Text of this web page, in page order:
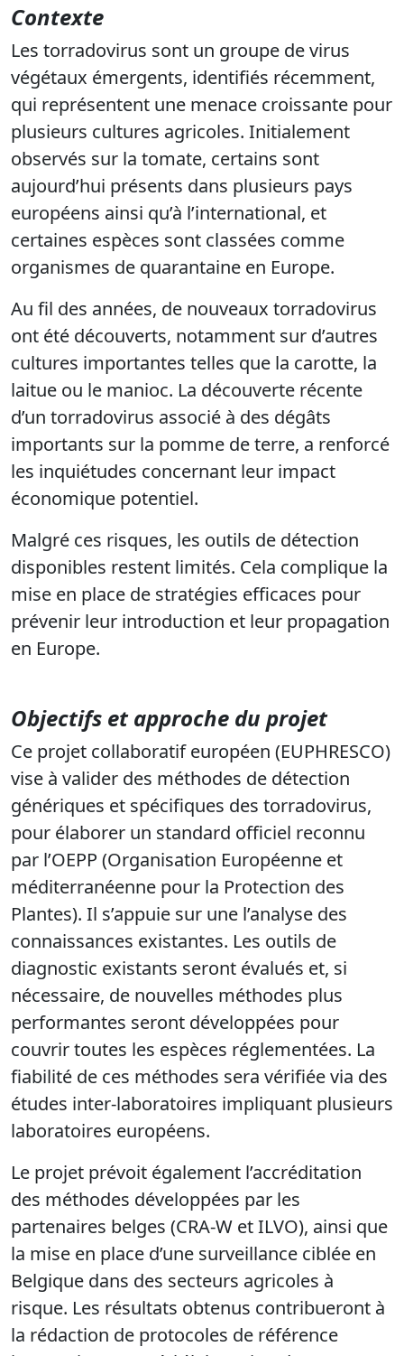
Contexte
Les torradovirus sont un groupe de virus
végétaux émergents, identifiés récemment,
qui représentent une menace croissante pour
plusieurs cultures agricoles. Initialement
observés sur la tomate, certains sont
aujourd’hui présents dans plusieurs pays
européens ainsi qu’à l’international, et
certaines espèces sont classées comme
organismes de quarantaine en Europe.
Au fil des années, de nouveaux torradovirus
ont été découverts, notamment sur d’autres
cultures importantes telles que la carotte, la
laitue ou le manioc. La découverte récente
d’un torradovirus associé à des dégâts
importants sur la pomme de terre, a renforcé
les inquiétudes concernant leur impact
économique potentiel.
Malgré ces risques, les outils de détection
disponibles restent limités. Cela complique la
mise en place de stratégies efficaces pour
prévenir leur introduction et leur propagation
en Europe.
Objectifs et approche du projet
Ce projet collaboratif européen (EUPHRESCO)
vise à valider des méthodes de détection
génériques et spécifiques des torradovirus,
pour élaborer un standard officiel reconnu
par l’OEPP (Organisation Européenne et
méditerranéenne pour la Protection des
Plantes). Il s’appuie sur une l’analyse des
connaissances existantes. Les outils de
diagnostic existants seront évalués et, si
nécessaire, de nouvelles méthodes plus
performantes seront développées pour
couvrir toutes les espèces réglementées. La
fiabilité de ces méthodes sera vérifiée via des
études inter-laboratoires impliquant plusieurs
laboratoires européens.
Le projet prévoit également l’accréditation
des méthodes développées par les
partenaires belges (CRA-W et ILVO), ainsi que
la mise en place d’une surveillance ciblée en
Belgique dans des secteurs agricoles à
risque. Les résultats obtenus contribueront à
la rédaction de protocoles de référence